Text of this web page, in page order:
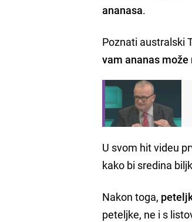
ananasa.
Poznati australski
vam ananas
U svom hit videu
kako bi sredina
Nakon toga,
peteljke, ne i s